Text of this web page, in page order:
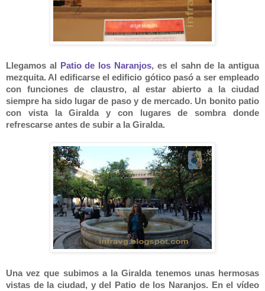
Llegamos al Patio de los Naranjos, es el sahn de la antigua
mezquita. Al edificarse el edificio gótico pasó a ser empleado
con funciones de claustro, al estar abierto a la ciudad
siempre ha sido lugar de paso y de mercado. Un bonito patio
con vista la Giralda y con lugares de sombra donde
refrescarse antes de subir a la Giralda.
Una vez que subimos a la Giralda tenemos unas hermosas
vistas de la ciudad, y del Patio de los Naranjos. En el vídeo